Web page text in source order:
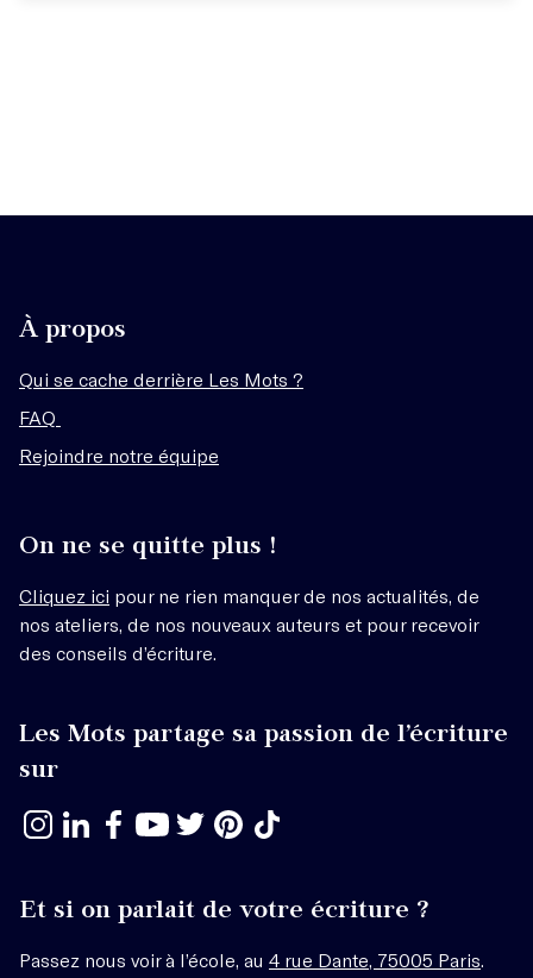
À propos
Qui se cache derrière Les Mots ?
FAQ
Rejoindre notre équipe
On ne se quitte plus !
Cliquez ici pour ne rien manquer de nos actualités, de
nos ateliers, de nos nouveaux auteurs et pour recevoir
des conseils d’écriture.
Les Mots partage sa passion de l’écriture
sur
Et si on parlait de votre écriture ?
Passez nous voir à l’école, au 4 rue Dante, 75005 Paris.